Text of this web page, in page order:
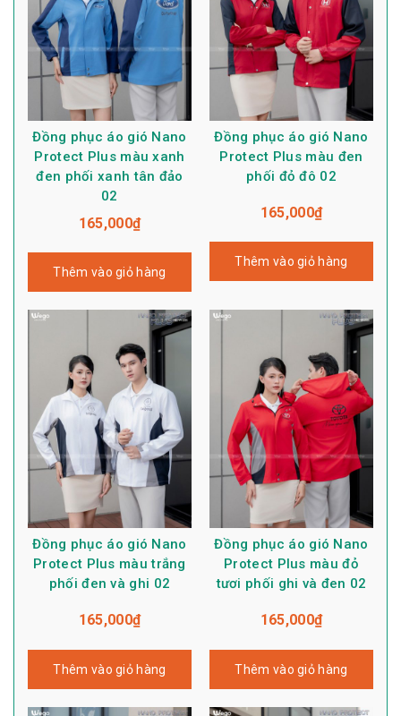
Đồng phục áo gió Nano
Protect Plus màu xanh
đen phối xanh tân đảo
02
165,000₫
Thêm vào giỏ hàng
Đồng phục áo gió Nano
Protect Plus màu đen
phối đỏ đô 02
165,000₫
Thêm vào giỏ hàng
Đồng phục áo gió Nano
Protect Plus màu trắng
phối đen và ghi 02
165,000₫
Thêm vào giỏ hàng
Đồng phục áo gió Nano
Protect Plus màu đỏ
tươi phối ghi và đen 02
165,000₫
Thêm vào giỏ hàng